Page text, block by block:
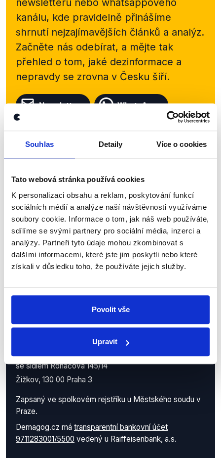
Souhlas Detaily Více o cookies
Tato webová stránka používá cookies
K personalizaci obsahu a reklam, poskytování funkcí
sociálních médií a analýze naší návštěvnosti využíváme
soubory cookie. Informace o tom, jak náš web používáte,
sdílíme se svými partnery pro sociální média, inzerci a
analýzy. Partneři tyto údaje mohou zkombinovat s
dalšími informacemi, které jste jim poskytli nebo které
získali v důsledku toho, že používáte jejich služby.
Povolit vše
Upravit
newsletteru nebo whatsappového
kanálu, kde pravidelně přinášíme
shrnutí nejzajímavějších článků a analýz.
Začněte nás odebírat, a mějte tak
přehled o tom, jaké dezinformace a
nepravdy se zrovna v Česku šíří.
Newsletter WhatsApp
Sociální sítě
Nenechte si ujít nejnovější události
z Demagog.cz. Sdílením našich
příspěvků přátelům podpoříte naši
práci.
se sídlem Roháčova 145/14
Žižkov, 130 00 Praha 3
Zapsaný ve spolkovém rejstříku u Městského soudu v
Praze.
Demagog.cz má transparentní bankovní účet
9711283001/5500 vedený u Raiffeisenbank, a.s.